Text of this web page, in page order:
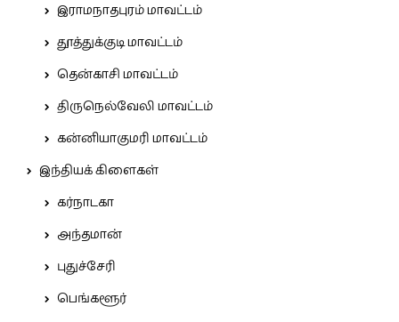
இராமநாதபுரம் மாவட்டம்
தூத்துக்குடி மாவட்டம்
தென்காசி மாவட்டம்
திருநெல்வேலி மாவட்டம்
கன்னியாகுமரி மாவட்டம்
இந்தியக் கிளைகள்
கர்நாடகா
அந்தமான்
புதுச்சேரி
பெங்களூர்